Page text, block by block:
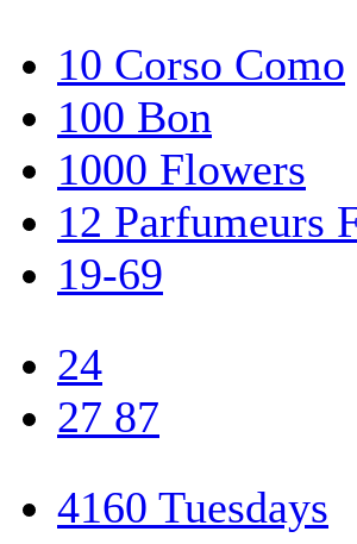
10 Corso Como
100 Bon
1000 Flowers
12 Parfumeurs
19-69
24
27 87
4160 Tuesdays